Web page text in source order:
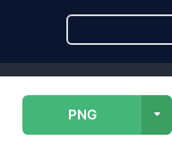
PNG